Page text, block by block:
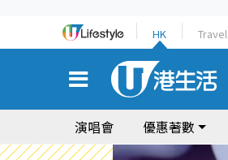
HK Travel
演唱會 優惠著數